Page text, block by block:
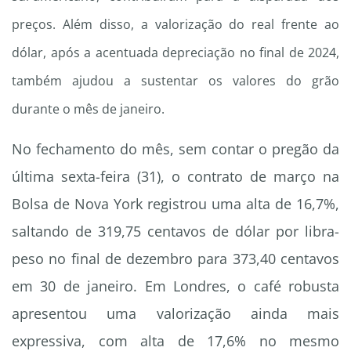
preços. Além disso, a valorização do real frente ao
dólar, após a acentuada depreciação no final de 2024,
também ajudou a sustentar os valores do grão
durante o mês de janeiro.
No fechamento do mês, sem contar o pregão da
última sexta-feira (31), o contrato de março na
Bolsa de Nova York registrou uma alta de 16,7%,
saltando de 319,75 centavos de dólar por libra-
peso no final de dezembro para 373,40 centavos
em 30 de janeiro. Em Londres, o café robusta
apresentou uma valorização ainda mais
expressiva, com alta de 17,6% no mesmo